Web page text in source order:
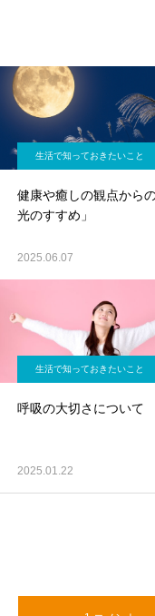
生活で知っておきたいこと
健康や癒しの観点から
光のすすめ」
2025.06.07
生活で知っておきたいこと
呼吸の大切さについて
2025.01.22